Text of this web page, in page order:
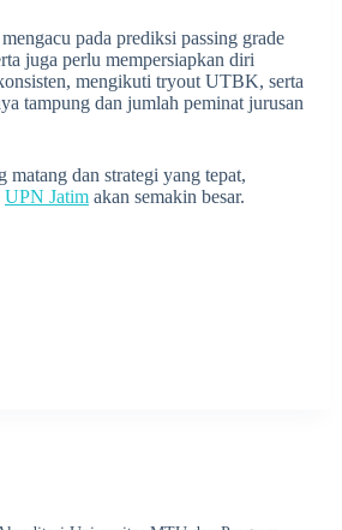
pada prediksi passing grade
juga perlu mempersiapkan diri
mengikuti tryout UTBK, serta
tampung dan jumlah peminat jurusan
matang dan strategi yang tepat,
UPN Jatim akan semakin besar.